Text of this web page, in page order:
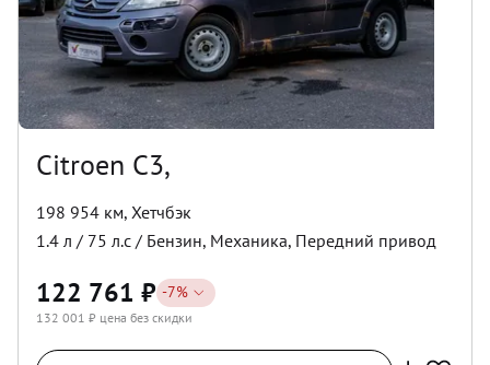
Citroen C3,
198 954 км, Хетчбэк
1.4 л / 75 л.с / Бензин, Механика, Передний привод
122 761 ₽ -7%
132 001 ₽ цена без скидки